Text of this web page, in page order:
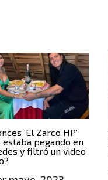
‘El Zarco HP’
estaba pegando en
y filtró un video